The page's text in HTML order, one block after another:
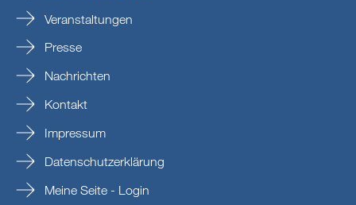
Veranstaltungen
Presse
Nachrichten
Kontakt
Impressum
Datenschutzerklärung
Meine Seite - Login